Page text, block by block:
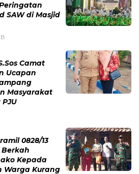
SAW di Masjid
Camat
Ucapan
Masyarakat
0828/13
Berkah
Kepada
Warga Kurang